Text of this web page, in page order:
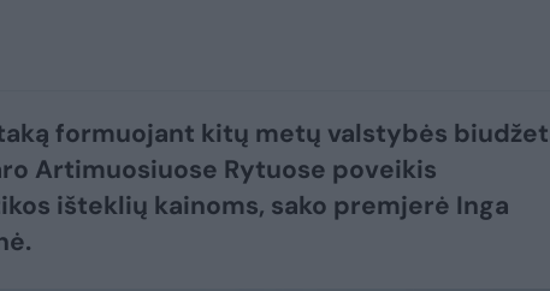
formuojant kitų metų valstybės
Artimuosiuose Rytuose poveikis
išteklių kainoms, sako premjerė Inga